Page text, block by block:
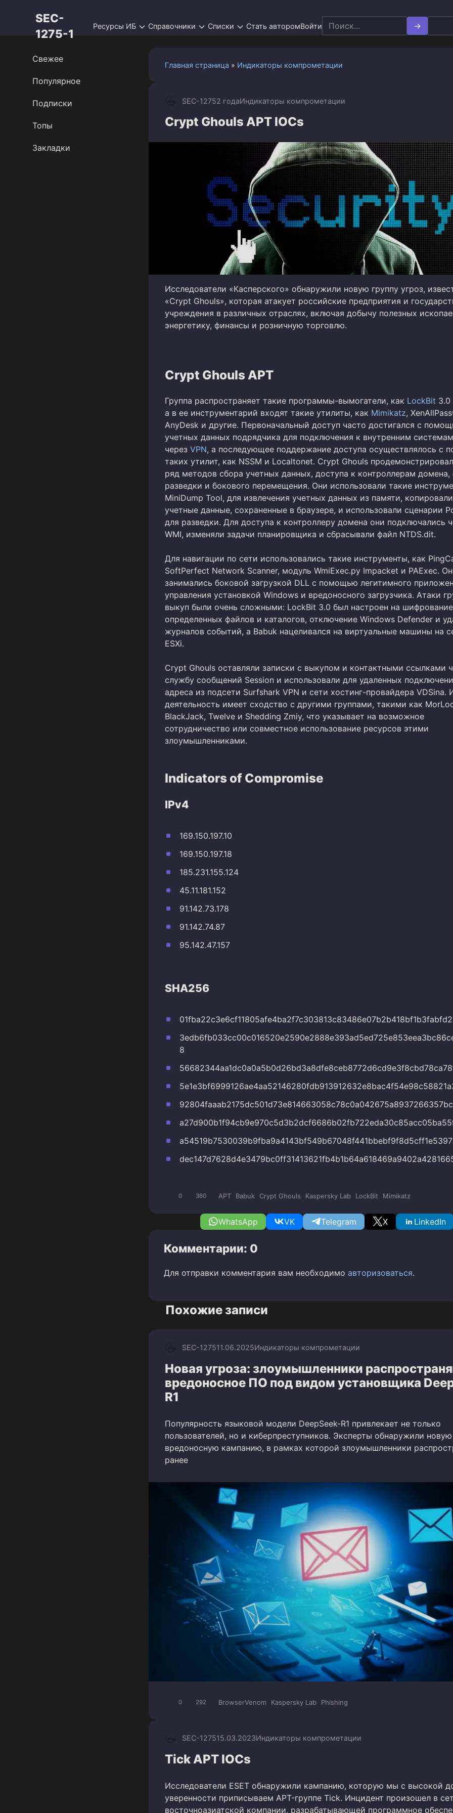
SEC-
1275-1
Ресурсы ИБ Справочники Списки Стать авторомВойти Search
for:
Главная страница » Индикаторы компрометации
SEC-12752 годаИндикаторы компрометации
Crypt Ghouls APT IOCs
Исследователи «Касперского» обнаружили новую группу угроз,
«Crypt Ghouls», которая атакует российские предприятия и
учреждения в различных отраслях, включая добычу полезных
энергетику, финансы и розничную торговлю.
Crypt Ghouls APT
Группа распространяет такие программы-вымогатели, как LockBit 3.0
а в ее инструментарий входят такие утилиты, как Mimikatz,
AnyDesk и другие. Первоначальный доступ часто достигался с
учетных данных подрядчика для подключения к внутренним
через VPN, а последующее поддержание доступа осуществлялось с
таких утилит, как NSSM и Localtonet. Crypt Ghouls
ряд методов сбора учетных данных, доступа к контроллерам домена,
разведки и бокового перемещения. Они использовали такие
MiniDump Tool, для извлечения учетных данных из памяти, копировали
учетные данные, сохраненные в браузере, и использовали сценарии
для разведки. Для доступа к контроллеру домена они подключались
WMI, изменяли задачи планировщика и сбрасывали файл NTDS.dit.
Для навигации по сети использовались такие инструменты, как
SoftPerfect Network Scanner, модуль WmiExec.py Impacket и PAExec.
занимались боковой загрузкой DLL с помощью легитимного
управления установкой Windows и вредоносного загрузчика. Атаки
выкуп были очень сложными: LockBit 3.0 был настроен на шифрование
определенных файлов и каталогов, отключение Windows Defender и
журналов событий, а Babuk нацеливался на виртуальные машины на
ESXi.
Crypt Ghouls оставляли записки с выкупом и контактными ссылками
службу сообщений Session и использовали для удаленных
адреса из подсети Surfshark VPN и сети хостинг-провайдера VDSina.
деятельность имеет сходство с другими группами, такими как
BlackJack, Twelve и Shedding Zmiy, что указывает на возможное
сотрудничество или совместное использование ресурсов этими
злоумышленниками.
Indicators of Compromise
IPv4
169.150.197.10
169.150.197.18
185.231.155.124
45.11.181.152
91.142.73.178
91.142.74.87
95.142.47.157
SHA256
8
0 360 APT Babuk Crypt Ghouls Kaspersky Lab LockBit Mimikatz
WhatsApp VK Telegram X LinkedIn
Комментарии: 0
Для отправки комментария вам необходимо авторизоваться.
Похожие записи
SEC-127511.06.2025Индикаторы компрометации
Новая угроза: злоумышленники
вредоносное ПО под видом установщика
R1
Популярность языковой модели DeepSeek-R1 привлекает не только
пользователей, но и киберпреступников. Эксперты обнаружили новую
вредоносную кампанию, в рамках которой злоумышленники
ранее
0 292 BrowserVenom Kaspersky Lab Phishing
SEC-127515.03.2023Индикаторы компрометации
Tick APT IOCs
Исследователи ESET обнаружили кампанию, которую мы с высокой
уверенности приписываем APT-группе Tick. Инцидент произошел в
восточноазиатской компании, разрабатывающей программное
Свежее
Популярное
Подписки
Топы
Закладки